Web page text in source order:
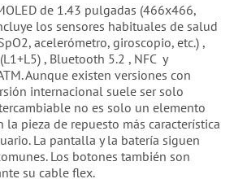
de 1.43 pulgadas (466x466,
los sensores habituales de salud
acelerómetro, giroscopio, etc.) ,
, Bluetooth 5.2 , NFC y
Aunque existen versiones con
internacional suele ser solo
no es solo un elemento
la pieza de repuesto más característica
La pantalla y la batería siguen
Los botones también son
su cable flex.